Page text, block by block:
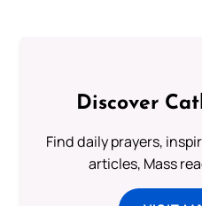
Discover
Find daily prayers,
articles, Mass